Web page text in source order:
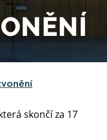
skončí za 17